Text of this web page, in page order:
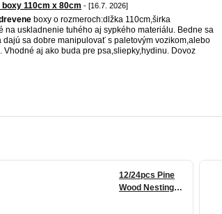
110cm x 80cm - [16.7. 2026]
boxy o rozmeroch:dlžka 110cm,širka
na uskladnenie tuhého aj sypkého materiálu. Bedne sa
sa dobre manipulovať s paletovým vozikom,alebo
Vhodné aj ako buda pre psa,sliepky,hydinu. Dovoz